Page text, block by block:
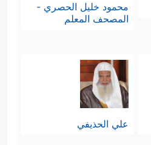
محمود خليل الحصري -
المصحف المعلم
علي الحذيفي